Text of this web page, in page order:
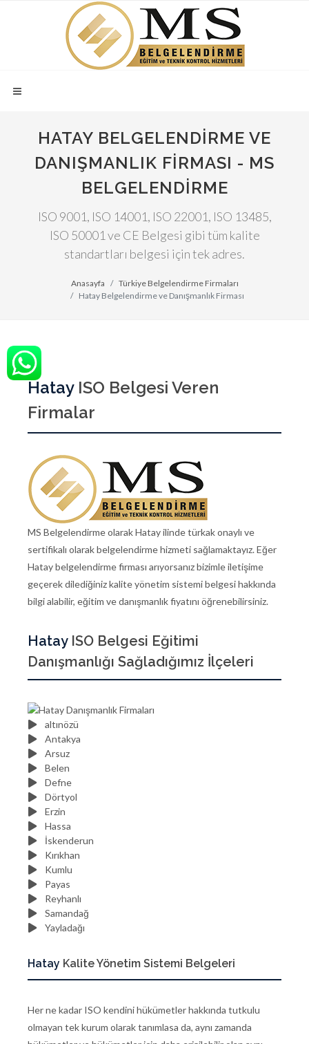
HATAY BELGELENDIRME VE
DANIŞMANLIK FIRMASI - MS
BELGELENDIRME
ISO 9001, ISO 14001, ISO 22001, ISO 13485,
ISO 50001 ve CE Belgesi gibi tüm kalite
standartları belgesi için tek adres.
Anasayfa
Türkiye Belgelendirme Firmaları
Hatay Belgelendirme ve Danışmanlık Firması
HatayISO Belgesi Veren
Firmalar
MS Belgelendirme olarak Hatay ilinde türkak onaylı ve
sertifikalı olarak belgelendirme hizmeti sağlamaktayız. Eğer
Hatay belgelendirme firması arıyorsanız bizimle iletişime
geçerek dilediğiniz kalite yönetim sistemi belgesi hakkında
bilgi alabilir, eğitim ve danışmanlık fiyatını öğrenebilirsiniz.
HatayISO Belgesi Eğitimi
Danışmanlığı Sağladığımız İlçeleri
altınözü
Antakya
Arsuz
Belen
Defne
Dörtyol
Erzin
Hassa
İskenderun
Kırıkhan
Kumlu
Payas
Reyhanlı
Samandağ
Yayladağı
Hatay Kalite Yönetim Sistemi Belgeleri
Her ne kadar ISO kendini hükümetler hakkında tutkulu
olmayan tek kurum olarak tanımlasa da, aynı zamanda